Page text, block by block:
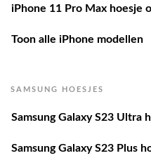
iPhone 11 Pro Max hoesje
Toon alle iPhone modellen
SAMSUNG HOESJES
Samsung Galaxy S23 Ultra
Samsung Galaxy S23 Plus